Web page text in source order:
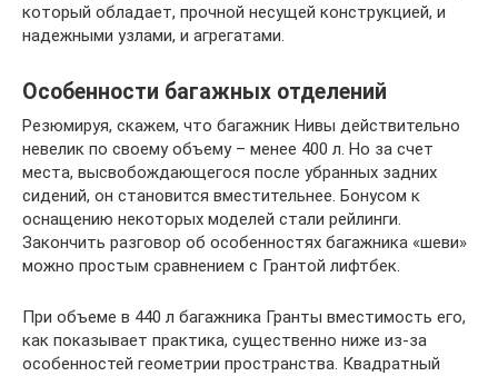
который обладает, прочной несущей конструкцией, и
надежными узлами, и агрегатами.
Особенности багажных отделений
Резюмируя, скажем, что багажник Нивы действительно
невелик по своему объему – менее 400 л. Но за счет
места, высвобождающегося после убранных задних
сидений, он становится вместительнее. Бонусом к
оснащению некоторых моделей стали рейлинги.
Закончить разговор об особенностях багажника «шеви»
можно простым сравнением с Грантой лифтбек.
При объеме в 440 л багажника Гранты вместимость его,
как показывает практика, существенно ниже из-за
особенностей геометрии пространства. Квадратный